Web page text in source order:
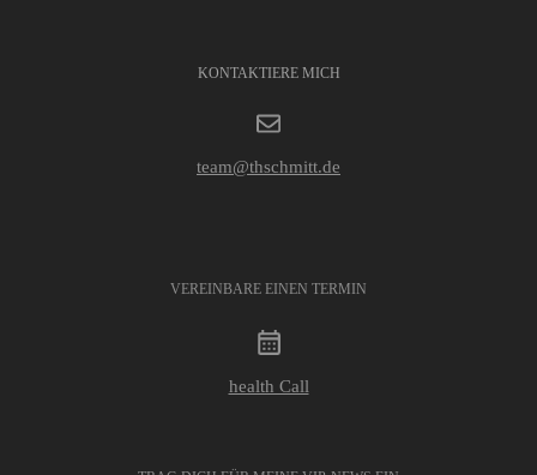
KONTAKTIERE MICH
team@thschmitt.de
VEREINBARE EINEN TERMIN
health Call